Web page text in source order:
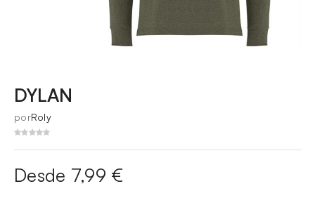
DYLAN
porRoly
Desde 7,99 €